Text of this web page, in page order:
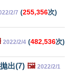
2/7 (255,356次)
2022/2/4 (482,536次)
出(7) 🖼️ 2022/2/1